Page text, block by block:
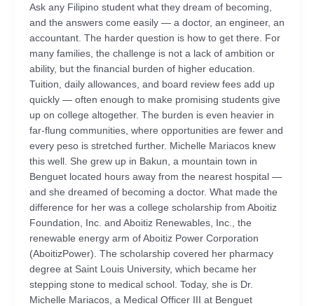
Ask any Filipino student what they dream of becoming,
and the answers come easily — a doctor, an engineer, an
accountant. The harder question is how to get there. For
many families, the challenge is not a lack of ambition or
ability, but the financial burden of higher education.
Tuition, daily allowances, and board review fees add up
quickly — often enough to make promising students give
up on college altogether. The burden is even heavier in
far-flung communities, where opportunities are fewer and
every peso is stretched further. Michelle Mariacos knew
this well. She grew up in Bakun, a mountain town in
Benguet located hours away from the nearest hospital —
and she dreamed of becoming a doctor. What made the
difference for her was a college scholarship from Aboitiz
Foundation, Inc. and Aboitiz Renewables, Inc., the
renewable energy arm of Aboitiz Power Corporation
(AboitizPower). The scholarship covered her pharmacy
degree at Saint Louis University, which became her
stepping stone to medical school. Today, she is Dr.
Michelle Mariacos, a Medical Officer III at Benguet